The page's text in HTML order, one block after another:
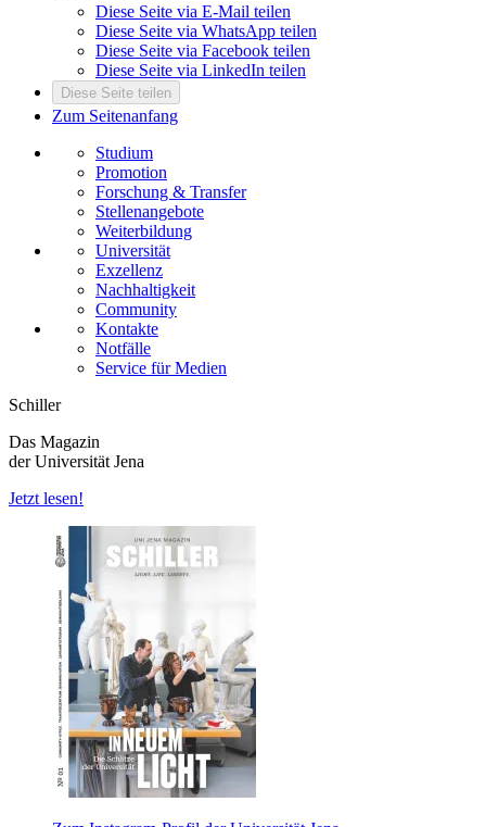
Diese Seite via E-Mail teilen
Diese Seite via WhatsApp teilen
Diese Seite via Facebook teilen
Diese Seite via LinkedIn teilen
Diese Seite teilen
Zum Seitenanfang
Studium
Promotion
Forschung & Transfer
Stellenangebote
Weiterbildung
Universität
Exzellenz
Nachhaltigkeit
Community
Kontakte
Notfälle
Service für Medien
Schiller
Das Magazin
der Universität Jena
Jetzt lesen!